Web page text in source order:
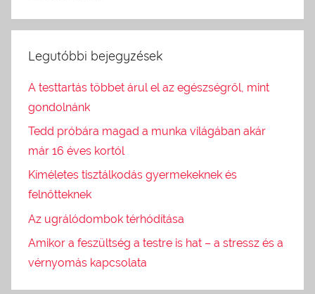
Legutóbbi bejegyzések
A testtartás többet árul el az egészségről, mint
gondolnánk
Tedd próbára magad a munka világában akár
már 16 éves kortól
Kíméletes tisztálkodás gyermekeknek és
felnőtteknek
Az ugrálódombok térhódítása
Amikor a feszültség a testre is hat – a stressz és a
vérnyomás kapcsolata